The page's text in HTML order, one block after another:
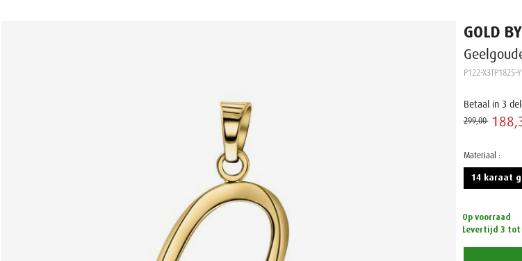
GOLD
P122-X3TP1825-Y
Betaal in 3
299,00 ‌
Materiaal :
14 karaat
Op voorraad
Levertijd 3